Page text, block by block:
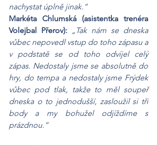
nachystat úplně jinak.“
Markéta Chlumská (asistentka trenéra
Volejbal Přerov): „Tak nám se dneska
vůbec nepovedl vstup do toho zápasu a
v podstatě se od toho odvíjel celý
zápas. Nedostaly jsme se absolutně do
hry, do tempa a nedostaly jsme Frýdek
vůbec pod tlak, takže to měl soupeř
dneska o to jednodušší, zasloužil si tři
body a my bohužel odjíždíme s
prázdnou.“